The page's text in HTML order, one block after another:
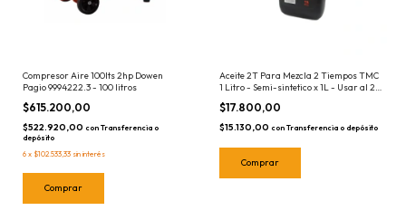
Compresor Aire 100lts 2hp Dowen
Pagio 9994222.3 - 100 litros
$615.200,00
$522.920,00 con Transferencia o
depósito
6 x $102.533,33 sin interés
Aceite 2T Para Mezcla 2 Tiempos TMC
1 Litro - Semi-sintetico x 1L - Usar al 2%
- 04-01-0008
$17.800,00
$15.130,00 con Transferencia o depósito